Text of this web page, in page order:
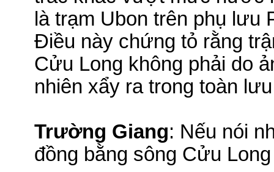
là trạm Ubon trên phụ lưu
Điều này chứng tỏ rằng
Cửu Long không phải do
nhiên xẩy ra trong toàn
Trường Giang: Nếu nói
đồng bằng sông Cửu